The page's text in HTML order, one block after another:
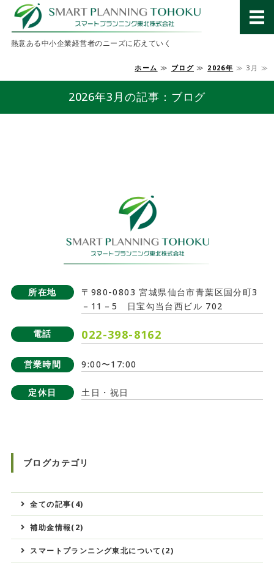
経営
熱意ある中小企業経営者のニーズに応えていく
ホーム ≫ ブログ ≫ 2026年 ≫ 3月 ≫
2026年3月の記事：ブログ
所在地
〒980-0803 宮城県仙台市青葉区国分町3
－11－5 日宝勾当台西ビル 702
電話 022-398-8162
営業時間 9:00〜17:00
定休日 土日・祝日
ブログカテゴリ
全ての記事(4)
補助金情報(2)
スマートプランニング東北について(2)